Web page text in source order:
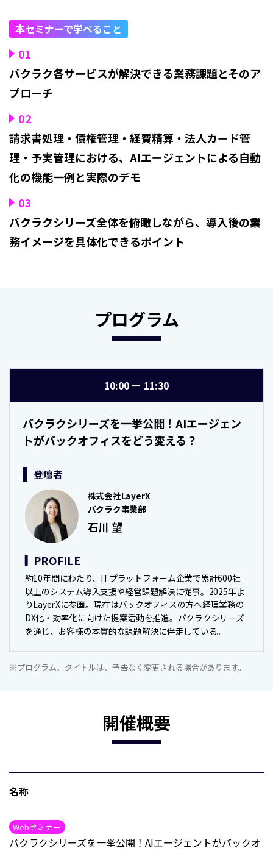
本セミナーで学べること
01
バクラク各サービスが解決できる業務課題とそのア
プローチ
02
請求書処理・債権管理・経費精算・法人カード管
理・予実管理における、AIエージェントによる自動
化の機能一例と実際のデモ
03
バクラクシリーズ全体を俯瞰しながら、導入後の業
務イメージを具体化できるポイント
プログラム
10:00 11:30
バクラクシリーズを一挙公開！AIエージェン
トがバックオフィスをどう変える？
登壇者
株式会社LayerX
バクラク事業部
石川 望
PROFILE
約10年間にわたり、ITプラットフォーム企業で累計600社
以上のシステム導入支援や経営課題解決に従事。2025年よ
りLayerXに参画。現在はバックオフィスの方へ経理業務の
DX化・効率化に向けた提案活動を推進。バクラクシリーズ
を通じ、お客様の本質的な課題解決に伴走している。
※プログラム、タイトルは、予告なく変更される場合があります。
開催概要
名称
Webセミナー
バクラクシリーズを一挙公開！AIエージェントがバックオ